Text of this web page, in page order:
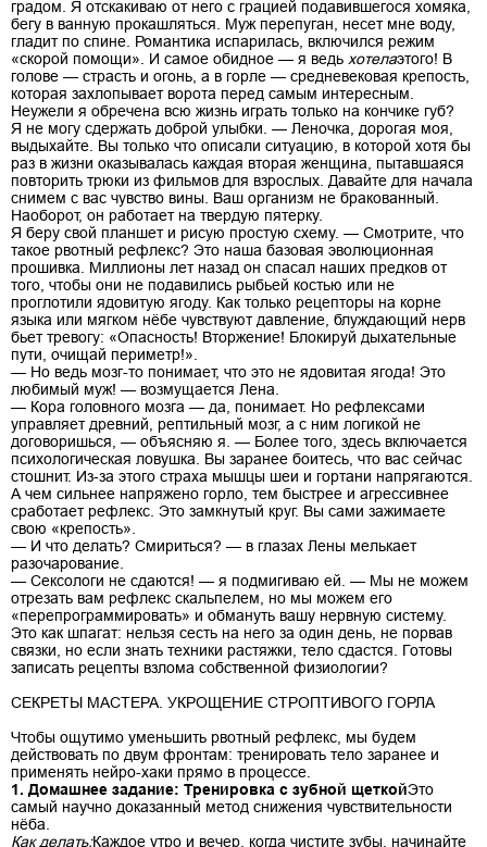
градом. Я отскакиваю от него с грацией подавившегося хомяка,
бегу в ванную прокашляться. Муж перепуган, несет мне воду,
гладит по спине. Романтика испарилась, включился режим
«скорой помощи». И самое обидное — я ведь хотелаэтого! В
голове — страсть и огонь, а в горле — средневековая крепость,
которая захлопывает ворота перед самым интересным.
Неужели я обречена всю жизнь играть только на кончике губ?
Я не могу сдержать доброй улыбки. — Леночка, дорогая моя,
выдыхайте. Вы только что описали ситуацию, в которой хотя бы
раз в жизни оказывалась каждая вторая женщина, пытавшаяся
повторить трюки из фильмов для взрослых. Давайте для начала
снимем с вас чувство вины. Ваш организм не бракованный.
Наоборот, он работает на твердую пятерку.
Я беру свой планшет и рисую простую схему. — Смотрите, что
такое рвотный рефлекс? Это наша базовая эволюционная
прошивка. Миллионы лет назад он спасал наших предков от
того, чтобы они не подавились рыбьей костью или не
проглотили ядовитую ягоду. Как только рецепторы на корне
языка или мягком нёбе чувствуют давление, блуждающий нерв
бьет тревогу: «Опасность! Вторжение! Блокируй дыхательные
пути, очищай периметр!».
— Но ведь мозг-то понимает, что это не ядовитая ягода! Это
любимый муж! — возмущается Лена.
— Кора головного мозга — да, понимает. Но рефлексами
управляет древний, рептильный мозг, а с ним логикой не
договоришься, — объясняю я. — Более того, здесь включается
психологическая ловушка. Вы заранее боитесь, что вас сейчас
стошнит. Из-за этого страха мышцы шеи и гортани напрягаются.
А чем сильнее напряжено горло, тем быстрее и агрессивнее
сработает рефлекс. Это замкнутый круг. Вы сами зажимаете
свою «крепость».
— И что делать? Смириться? — в глазах Лены мелькает
разочарование.
— Сексологи не сдаются! — я подмигиваю ей. — Мы не можем
отрезать вам рефлекс скальпелем, но мы можем его
«перепрограммировать» и обмануть вашу нервную систему.
Это как шпагат: нельзя сесть на него за один день, не порвав
связки, но если знать техники растяжки, тело сдастся. Готовы
записать рецепты взлома собственной физиологии?
СЕКРЕТЫ МАСТЕРА. УКРОЩЕНИЕ СТРОПТИВОГО ГОРЛА
Чтобы ощутимо уменьшить рвотный рефлекс, мы будем
действовать по двум фронтам: тренировать тело заранее и
применять нейро-хаки прямо в процессе.
1. Домашнее задание: Тренировка с зубной щеткойЭто
самый научно доказанный метод снижения чувствительности
нёба.
Как делать:Каждое утро и вечер, когда чистите зубы, начинайте